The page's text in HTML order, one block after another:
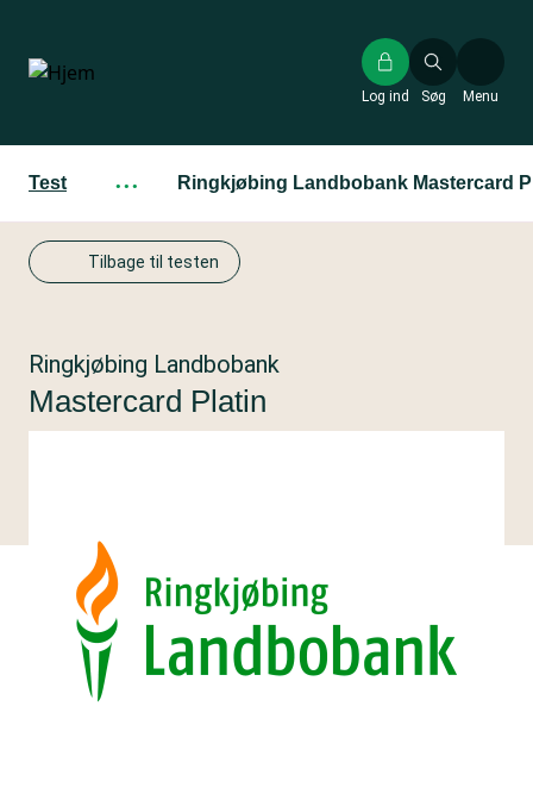
hovedindhold
Søg
Log ind Menu
Test ··· Ringkjøbing Landbobank Mastercard
Tilbage til testen
Ringkjøbing Landbobank
Mastercard Platin